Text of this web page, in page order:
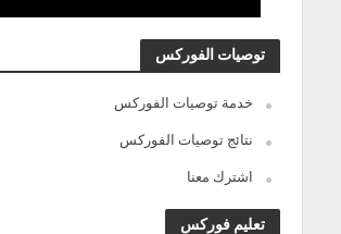
توصيات الفوركس
خدمة توصيات الفوركس
نتائج توصيات الفوركس
اشترك معنا
تعليم فوركس